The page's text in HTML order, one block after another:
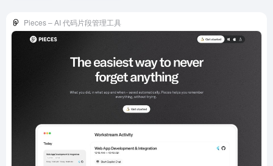
Pieces – AI 代码片段管理工具